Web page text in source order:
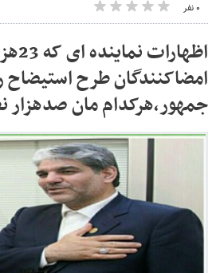
۰ نفر
امضاکنندگان طرح
جمهور،هرکدام مان صدهزار